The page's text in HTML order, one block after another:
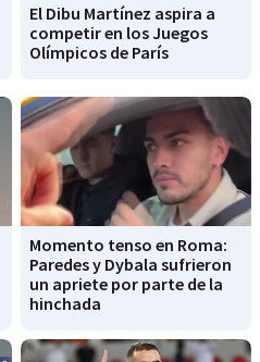
El Dibu Martínez aspira a
competir en los Juegos
Olímpicos de París
Momento tenso en Roma:
Paredes y Dybala sufrieron
un apriete por parte de la
hinchada